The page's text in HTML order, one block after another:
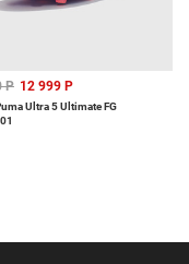
Р 12 999 Р
Ultra 5 Ultimate FG